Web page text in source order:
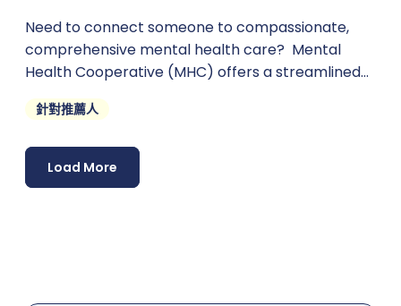
Need to connect someone to compassionate,
comprehensive mental health care? Mental
Health Cooperative (MHC) offers a streamlined
referral process to ensure individuals receive the
support
針對推薦人
Load More